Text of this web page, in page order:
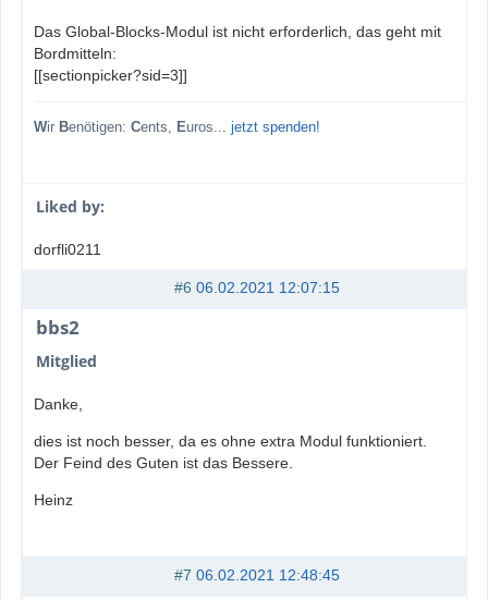
Das Global-Blocks-Modul ist nicht erforderlich, das geht mit
Bordmitteln:
[[sectionpicker?sid=3]]
Wir Benötigen: Cents, Euros... jetzt spenden!
Liked by:
dorfli0211
#6 06.02.2021 12:07:15
bbs2
Mitglied
Danke,
dies ist noch besser, da es ohne extra Modul funktioniert.
Der Feind des Guten ist das Bessere.
Heinz
#7 06.02.2021 12:48:45